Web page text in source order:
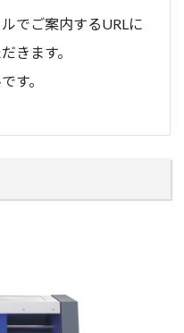
でご案内するURLに
きます。
す。